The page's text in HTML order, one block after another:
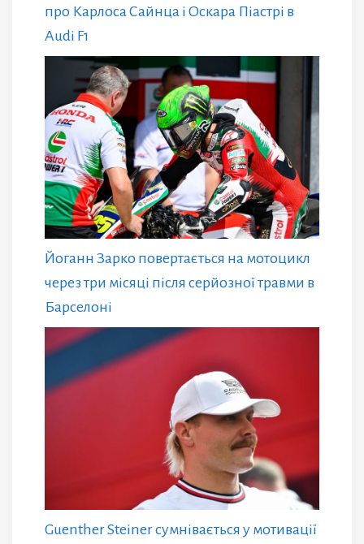
про Карлоса Сайнца і Оскара Піастрі в
Audi F1
Йоганн Зарко повертається на мотоцикл
через три місяці після серйозної травми в
Барселоні
Guenther Steiner сумнівається у мотивації